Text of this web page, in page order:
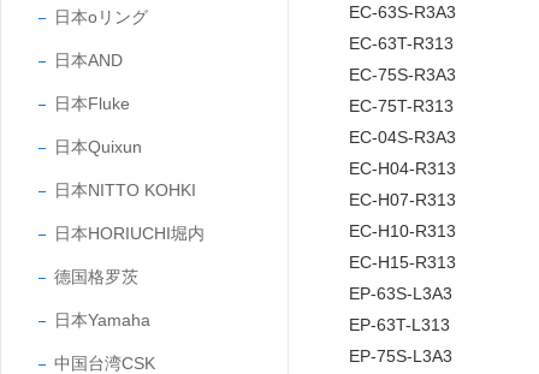
日本oリング
日本AND
日本Fluke
日本Quixun
日本NITTO KOHKI
日本HORIUCHI堀内
德国格罗茨
日本Yamaha
中国台湾CSK
EC-63S-R3A3
EC-63T-R313
EC-75S-R3A3
EC-75T-R313
EC-04S-R3A3
EC-H04-R313
EC-H07-R313
EC-H10-R313
EC-H15-R313
EP-63S-L3A3
EP-63T-L313
EP-75S-L3A3